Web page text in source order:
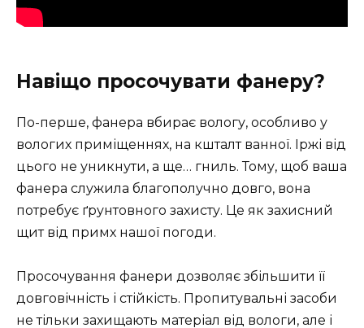
Навіщо просочувати фанеру?
По-перше, фанера вбирає вологу, особливо у
вологих приміщеннях, на кшталт ванної. Іржі від
цього не уникнути, а ще… гниль. Тому, щоб ваша
фанера служила благополучно довго, вона
потребує ґрунтовного захисту. Це як захисний
щит від примх нашої погоди.
Просочування фанери дозволяє збільшити її
довговічність і стійкість. Пропитувальні засоби
не тільки захищають матеріал від вологи, але і